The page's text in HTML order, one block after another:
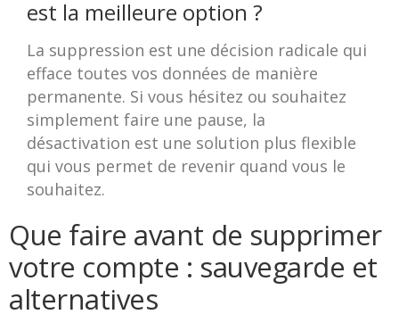
est la meilleure option ?
La suppression est une décision radicale qui
efface toutes vos données de manière
permanente. Si vous hésitez ou souhaitez
simplement faire une pause, la
désactivation est une solution plus flexible
qui vous permet de revenir quand vous le
souhaitez.
Que faire avant de supprimer
votre compte : sauvegarde et
alternatives